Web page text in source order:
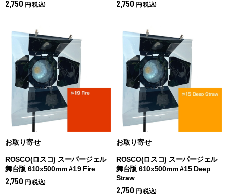
2,750 円(税込) 2,750 円(税込)
お取り寄せ
ROSCO(ロスコ) スーパージェル
舞台版 610x500mm #19 Fire
2,750 円(税込)
お取り寄せ
ROSCO(ロスコ) スーパージェル
舞台版 610x500mm #15 Deep
Straw
2,750 円(税込)